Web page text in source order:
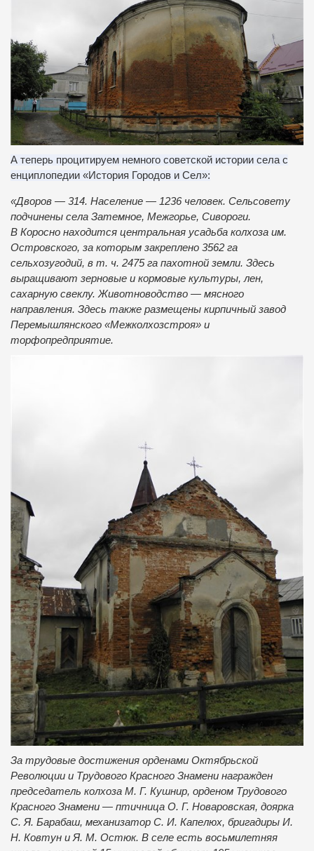
А теперь процитируем немного советской истории села с
енциплопедии «История Городов и Сел»:
«Дворов — 314. Население — 1236 человек. Сельсовету
подчинены села Затемное, Межгорье, Сивороги.
В Коросно находится центральная усадьба колхоза им.
Островского, за которым закреплено 3562 га
сельхозугодий, в т. ч. 2475 га пахотной земли. Здесь
выращивают зерновые и кормовые культуры, лен,
сахарную свеклу. Животноводство — мясного
направления. Здесь также размещены кирпичный завод
Перемышлянского «Межколхозстроя» и
торфопредприятие.
За трудовые достижения орденами Октябрьской
Революции и Трудового Красного Знамени награжден
председатель колхоза М. Г. Кушнир, орденом Трудового
Красного Знамени — птичница О. Г. Новаровская, доярка
С. Я. Барабаш, механизатор С. И. Капелюх, бригадиры И.
Н. Ковтун и Я. М. Остюк. В селе есть восьмилетняя